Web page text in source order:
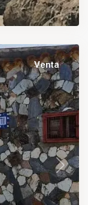
Venta
Next